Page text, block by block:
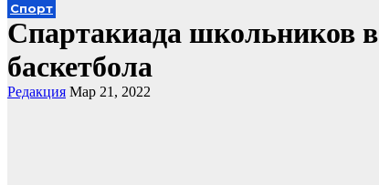
Спорт
Спартакиада школьников
баскетбола
Редакция Мар 21, 2022